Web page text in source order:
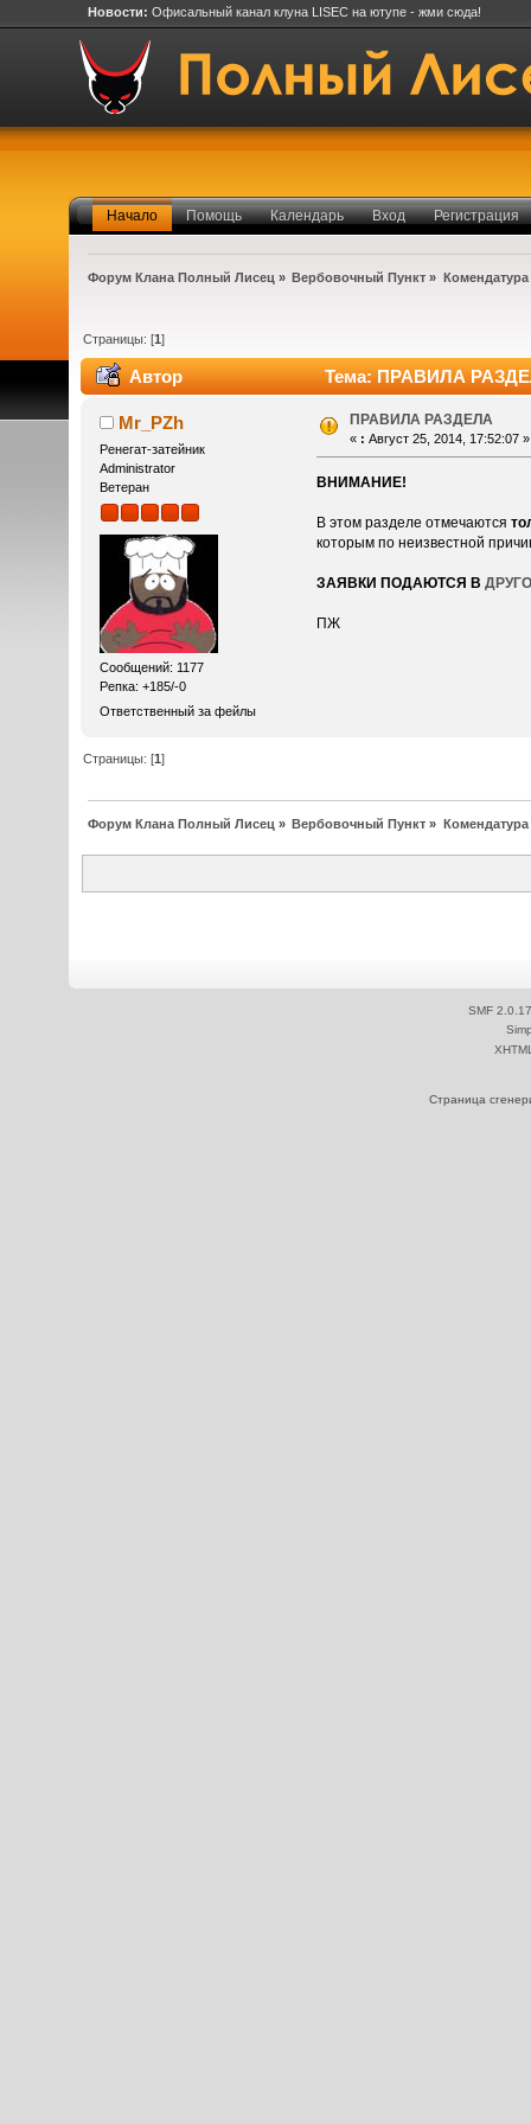
Новости: Офисальный канал клуна LISEC на ютупе - жми сюда!
Начало Помощь Календарь Вход Регистрация
Форум Клана Полный Лисец » Вербовочный Пункт » Комендатура
Страницы: [1]
Автор Тема: ПРАВИЛА
Mr_PZh
Ренегат-затейник
Administrator
Ветеран
Сообщений: 1177
Репка: +185/-0
Ответственный за фейлы
ПРАВИЛА РАЗДЕЛА
« : Август 25, 2014, 17:52:07 »
ВНИМАНИЕ!
В этом разделе отмечаются
которым по неизвестной
ЗАЯВКИ ПОДАЮТСЯ В
ПЖ
Страницы: [1]
Форум Клана Полный Лисец » Вербовочный Пункт » Комендатура
SMF 2.0.17
Страница